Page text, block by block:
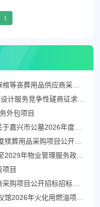
1
应商采购项目三标段招标公告
务竞争性磋商征求意见公告
外包项目
逝者铭牌制作服务项目的竞争性磋商公告
品采购项目公开招标公告
服务政府采购项目的公开招标公告
目
项目公开招标招标公告
目编号:CHZB-2026-HW-001)公开招标公告